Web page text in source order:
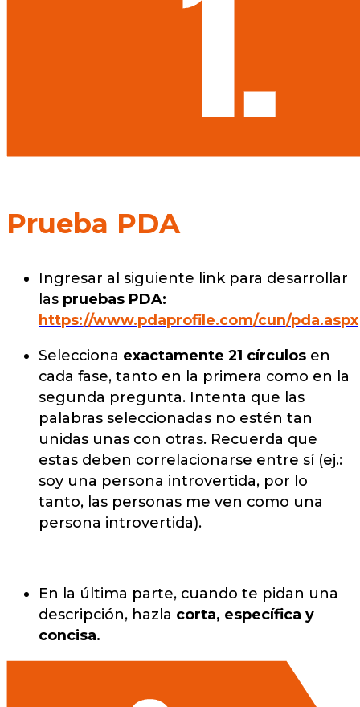
Prueba PDA
Ingresar al siguiente link para desarrollar
las pruebas PDA:
https://www.pdaprofile.com/cun/pda.aspx
Selecciona exactamente 21 círculos en
cada fase, tanto en la primera como en la
segunda pregunta. Intenta que las
palabras seleccionadas no estén tan
unidas unas con otras. Recuerda que
estas deben correlacionarse entre sí (ej.:
soy una persona introvertida, por lo
tanto, las personas me ven como una
persona introvertida).
En la última parte, cuando te pidan una
descripción, hazla corta, específica y
concisa.